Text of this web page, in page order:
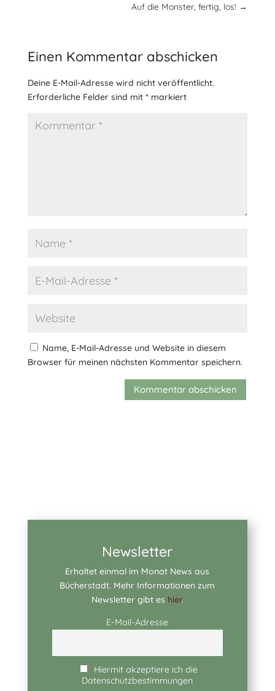
Auf die Monster, fertig, los! →
Einen Kommentar abschicken
Deine E-Mail-Adresse wird nicht veröffentlicht.
Erforderliche Felder sind mit * markiert
Name, E-Mail-Adresse und Website in diesem
Browser für meinen nächsten Kommentar speichern.
Kommentar abschicken
Newsletter
Erhaltet einmal im Monat News aus
Bücherstadt. Mehr Informationen zum
Newsletter gibt es hier.
E-Mail-Adresse
Hiermit akzeptiere ich die
Datenschutzbestimmungen